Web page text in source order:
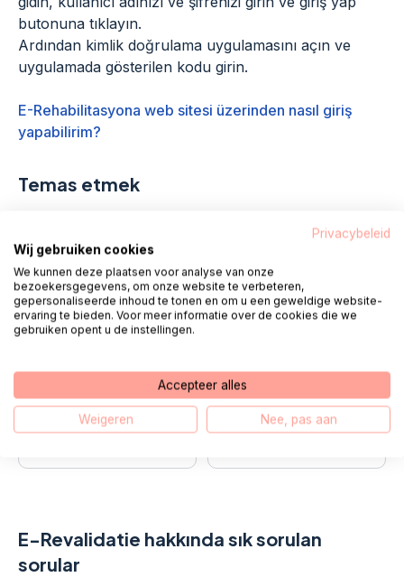
butonuna tıklayın.
Ardından kimlik doğrulama uygulamasını açın ve
uygulamada gösterilen kodu girin.
E-Rehabilitasyona web sitesi üzerinden nasıl giriş
yapabilirim?
Temas etmek
Meslektaşlarım ve ben ayaktayız
günü 08:00 - 18:00 arasıSenin için hazır.
Arama 085 - 1304 575
Sohbet
E-Revalidatie hakkında sık sorulan
sorular
Privacybeleid
Wij gebruiken cookies
We kunnen deze plaatsen voor analyse van onze
bezoekersgegevens, om onze website te verbeteren,
gepersonaliseerde inhoud te tonen en om u een geweldige website-
ervaring te bieden. Voor meer informatie over de cookies die we
gebruiken opent u de instellingen.
Accepteer alles
Weigeren Nee, pas aan